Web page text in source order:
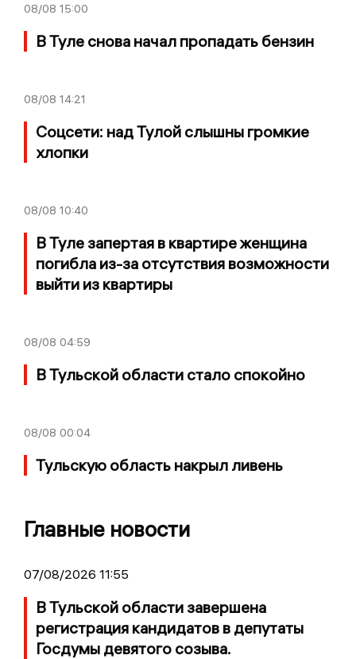
08/08 15:00
В Туле снова начал пропадать бензин
08/08 14:21
Соцсети: над Тулой слышны громкие
хлопки
08/08 10:40
В Туле запертая в квартире женщина
погибла из-за отсутствия возможности
выйти из квартиры
08/08 04:59
В Тульской области стало спокойно
08/08 00:04
Тульскую область накрыл ливень
Главные новости
07/08/2026 11:55
В Тульской области завершена
регистрация кандидатов в депутаты
Госдумы девятого созыва.